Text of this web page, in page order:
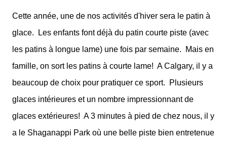
Cette année, une de nos activités d'hiver sera le patin à
glace.
Les enfants font déjà du patin courte piste (avec
les patins à longue lame) une fois par semaine.
Mais en
famille, on sort les patins à courte lame! A Calgary, il y a
beaucoup de choix pour pratiquer ce sport.
Plusieurs
glaces intérieures et un nombre impressionnant de
glaces extérieures! A 3 minutes à pied de chez nous, il y
a le Shaganappi Park où une belle piste bien entretenue